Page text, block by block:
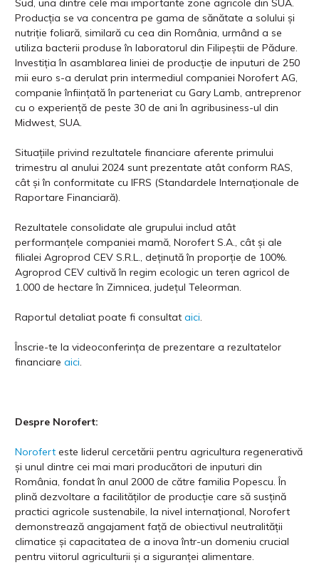
Sud, una dintre cele mai importante zone agricole din SUA.
Producția se va concentra pe gama de sănătate a solului și
nutriție foliară, similară cu cea din România, urmând a se
utiliza bacterii produse în laboratorul din Filipeștii de Pădure.
Investiția în asamblarea liniei de producție de inputuri de 250
mii euro s-a derulat prin intermediul companiei Norofert AG,
companie înființată în parteneriat cu Gary Lamb, antreprenor
cu o experiență de peste 30 de ani în agribusiness-ul din
Midwest, SUA.
Situațiile privind rezultatele financiare aferente primului
trimestru al anului 2024 sunt prezentate atât conform RAS,
cât și în conformitate cu IFRS (Standardele Internaționale de
Raportare Financiară).
Rezultatele consolidate ale grupului includ atât
performanțele companiei mamă, Norofert S.A., cât și ale
filialei Agroprod CEV S.R.L., deținută în proporție de 100%.
Agroprod CEV cultivă în regim ecologic un teren agricol de
1.000 de hectare în Zimnicea, județul Teleorman.
Raportul detaliat poate fi consultat aici.
Înscrie-te la videoconferința de prezentare a rezultatelor
financiare aici.
Despre Norofert:
Norofert este liderul cercetării pentru agricultura regenerativă
și unul dintre cei mai mari producători de inputuri din
România, fondat în anul 2000 de către familia Popescu. În
plină dezvoltare a facilităților de producție care să susțină
practici agricole sustenabile, la nivel internațional, Norofert
demonstrează angajament față de obiectivul neutralității
climatice și capacitatea de a inova într-un domeniu crucial
pentru viitorul agriculturii și a siguranței alimentare.